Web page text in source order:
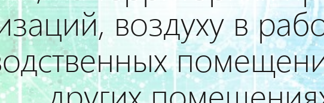
воздуху в